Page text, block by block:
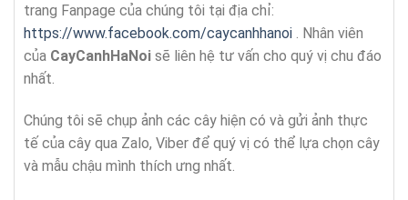
trang Fanpage của chúng tôi tại địa chỉ:
https://www.facebook.com/caycanhhanoi . Nhân viên
của CayCanhHaNoi sẽ liên hệ tư vấn cho quý vị chu đáo
nhất.
Chúng tôi sẽ chụp ảnh các cây hiện có và gửi ảnh thực
tế của cây qua Zalo, Viber để quý vị có thể lựa chọn cây
và mẫu chậu mình thích ưng nhất.